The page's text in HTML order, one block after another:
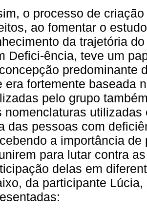
o processo de
ao fomentar o
da trajetória
Defici-ência, teve um
predominante
era fortemente baseada
pelo grupo
nomenclaturas
das pessoas com
a importância
para lutar contra
delas em
da participante